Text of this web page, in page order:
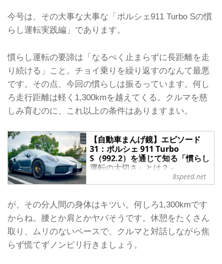
今号は、その大事な大事な「ポルシェ911 Turbo Sの慣
らし運転実践編」であります。
慣らし運転の要諦は「なるべく止まらずに長距離を走
り続ける」こと。チョイ乗りを繰り返すのなんて最悪
です。その点、今回の慣らしは振るっています。何し
ろ走行距離は軽く1,300kmを越えてくる。クルマを慈
しみ育むのに、これ以上の条件はありますまい。
【自動車まんげ鏡】エピソード
31：ポルシェ 911 Turbo
S（992.2）を通じて知る「慣らし
運転の大切さ」とは？ -
8speednet VW、Audi、Porsche
がもっと楽しくなる自動車情報サ
すべてのはじまりは、2026年4月10日
（金）〜12日（日）に、幕張メッセ
国際展示場 5・6ホールで開催された
「オートモビル カウンシル 2026」の
会場でした。
8speed.net
が、その分人間の身体はキツい。何しろ1,300kmです
からね。腰とか肩とかヤバそうです。休憩をたくさん
取り、ムリのないペースで、クルマと対話しながら焦
らず慌てずノンビリ行きましょう。